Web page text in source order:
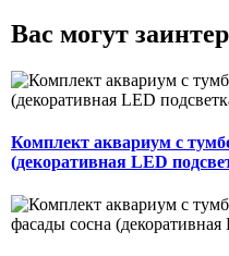
Вас могут
Комплект аквариум с
(декоративная LED